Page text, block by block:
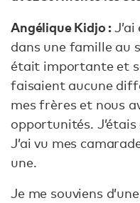
Angélique Kidjo :
dans une famille au
était importante et
faisaient aucune
mes frères et nous
opportunités.
J’ai vu mes
une.
Je me souviens